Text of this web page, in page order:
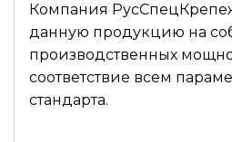
Компания
данную продукцию на
производственных
соответствие всем
стандарта.